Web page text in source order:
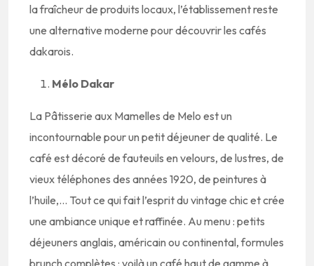
la fraîcheur de produits locaux, l’établissement reste
une alternative moderne pour découvrir les cafés
dakarois.
Mélo Dakar
La Pâtisserie aux Mamelles de Melo est un
incontournable pour un petit déjeuner de qualité. Le
café est décoré de fauteuils en velours, de lustres, de
vieux téléphones des années 1920, de peintures à
l’huile,… Tout ce qui fait l’esprit du vintage chic et crée
une ambiance unique et raffinée. Au menu : petits
déjeuners anglais, américain ou continental, formules